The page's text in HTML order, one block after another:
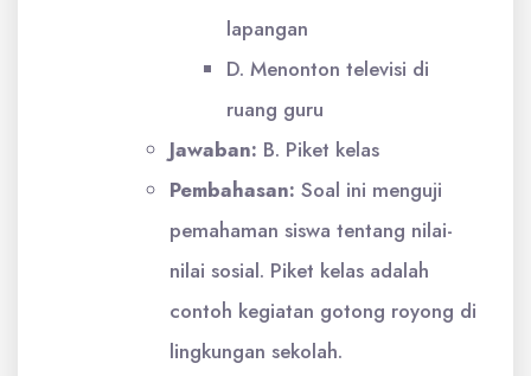
lapangan
D. Menonton televisi di
ruang guru
Jawaban: B. Piket kelas
Pembahasan: Soal ini menguji
pemahaman siswa tentang nilai-
nilai sosial. Piket kelas adalah
contoh kegiatan gotong royong di
lingkungan sekolah.